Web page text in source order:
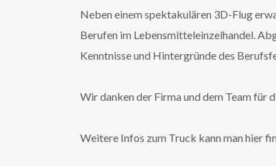
Neben einem spektakulären 3D-Flug
Berufen im Lebensmitteleinzelhandel.
Kenntnisse und Hintergründe des
Wir danken der Firma und dem Team
Weitere Infos zum Truck kann man hier